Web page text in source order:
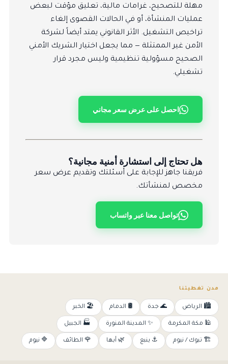
مهلة للتصحيح، غرامات مالية، تعليق مؤقت لبعض
عمليات المنشأة، أو في الحالات القصوى إلغاء
تراخيص التشغيل. الأثر القانوني يمتد أيضاً لشركة
الأمن غير الممتثلة — مما يجعل اختيار الشريك الأمني
الصحيح مسؤولية تنظيمية وليس مجرد قرار
تشغيلي.
احصل على عرض سعر مجاني
هل تحتاج إلى استشارة أمنية مجانية؟
فريقنا جاهز للإجابة على أسئلتك وتقديم عرض سعر
مخصص لمنشأتك.
تواصل معنا عبر واتساب
مدن تغطيتنا
🏙️ الرياض 🌊 جدة 🛢️ الدمام 🏖️ الخبر
🕌 مكة المكرمة ✨ المدينة المنورة 🏭 الجبيل
🏗️ تبوك / نيوم ⚓ ينبع 🌿 أبها 🌹 الطائف 🔷 نيوم